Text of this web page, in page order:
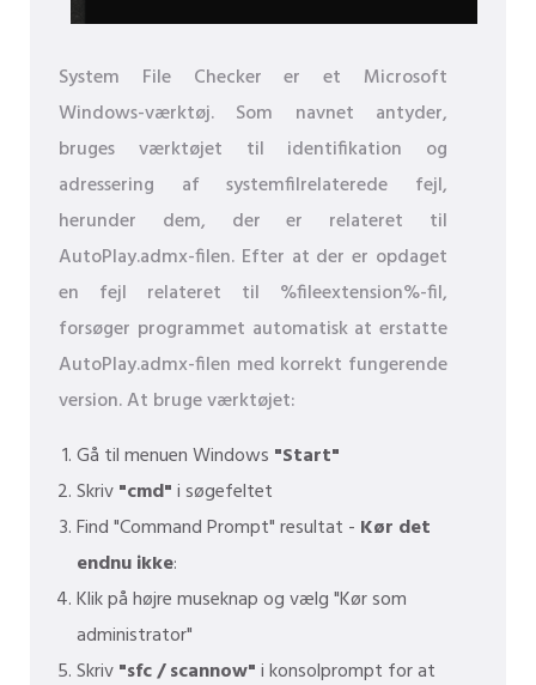
System File Checker er et Microsoft
Windows-værktøj. Som navnet antyder,
bruges værktøjet til identifikation og
adressering af systemfilrelaterede fejl,
herunder dem, der er relateret til
AutoPlay.admx-filen. Efter at der er opdaget
en fejl relateret til %fileextension%-fil,
forsøger programmet automatisk at erstatte
AutoPlay.admx-filen med korrekt fungerende
version. At bruge værktøjet:
Gå til menuen Windows "Start"
Skriv"cmd"i søgefeltet
Find "Command Prompt" resultat - Kør det
endnu ikke:
Klik på højre museknap og vælg "Kør som
administrator"
Skriv"sfc / scannow"i konsolprompt for at